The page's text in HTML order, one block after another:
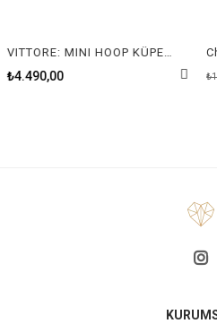
VITTORE: MINI HOOP KÜPE, BEYAZ, RODYUM KAPLAMA
₺4.490,00